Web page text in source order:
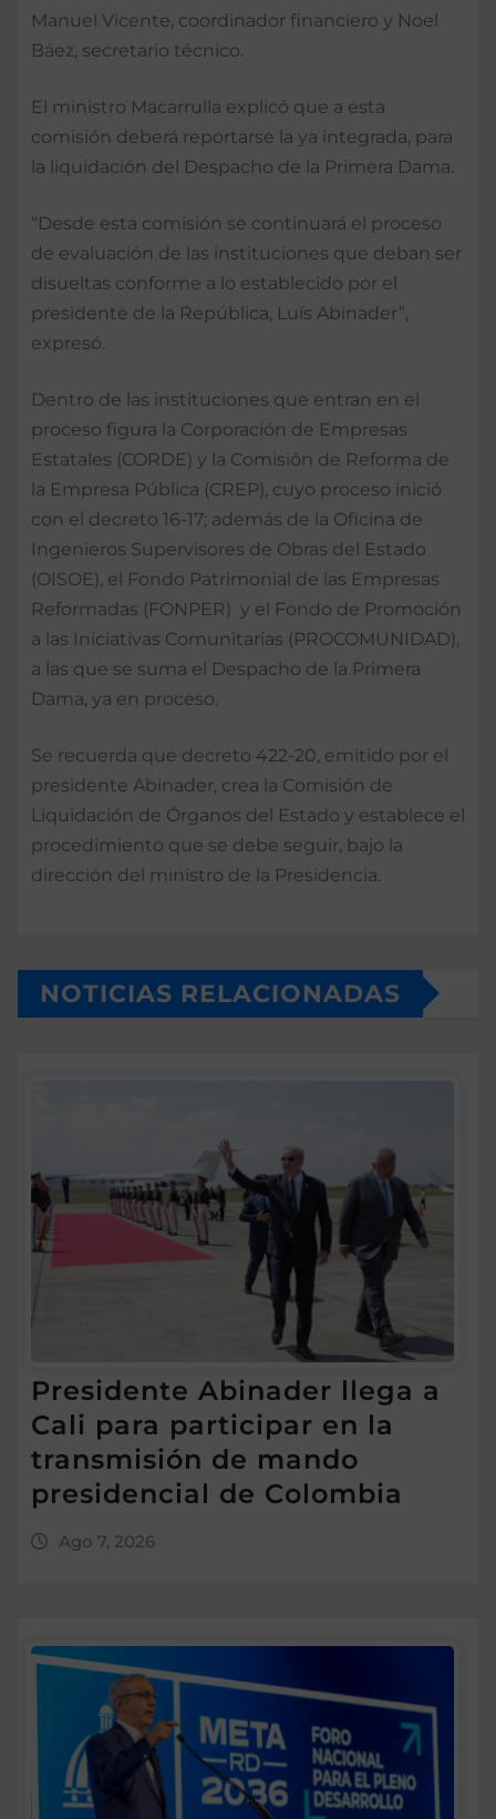
Manuel Vicente, coordinador financiero y Noel
Báez, secretario técnico.
El ministro Macarrulla explicó que a esta
comisión deberá reportarse la ya integrada, para
la liquidación del Despacho de la Primera Dama.
“Desde esta comisión se continuará el proceso
de evaluación de las instituciones que deban ser
disueltas conforme a lo establecido por el
presidente de la República, Luís Abinader”,
expresó.
Dentro de las instituciones que entran en el
proceso figura la Corporación de Empresas
Estatales (CORDE) y la Comisión de Reforma de
la Empresa Pública (CREP), cuyo proceso inició
con el decreto 16-17; además de la Oficina de
Ingenieros Supervisores de Obras del Estado
(OISOE), el Fondo Patrimonial de las Empresas
Reformadas (FONPER) y el Fondo de Promoción
a las Iniciativas Comunitarias (PROCOMUNIDAD),
a las que se suma el Despacho de la Primera
Dama, ya en proceso.
Se recuerda que decreto 422-20, emitido por el
presidente Abinader, crea la Comisión de
Liquidación de Órganos del Estado y establece el
procedimiento que se debe seguir, bajo la
dirección del ministro de la Presidencia.
NOTICIAS RELACIONADAS
Presidente Abinader llega a
Cali para participar en la
transmisión de mando
presidencial de Colombia
Ago 7, 2026